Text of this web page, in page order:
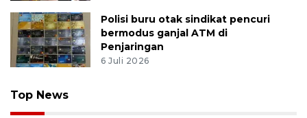
Polisi buru otak sindikat pencuri
bermodus ganjal ATM di
Penjaringan
6 Juli 2026
Top News